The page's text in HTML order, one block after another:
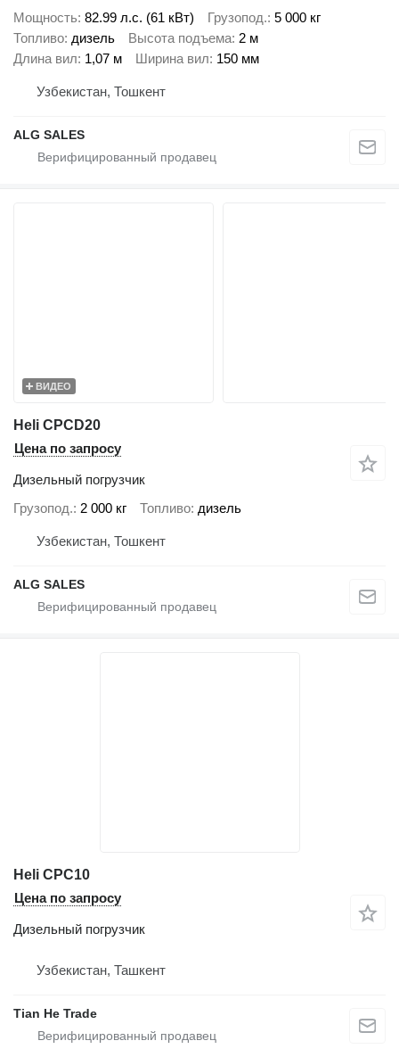
Мощность 82.99 л.с. (61 кВт) Грузопод. 5 000 кг
Топливо дизель Высота подъема 2 м
Длина вил 1,07 м Ширина вил 150 мм
Узбекистан, Тошкент
ALG SALES
ВИДЕО
Heli CPCD20
Цена по запросу
Дизельный погрузчик
Грузопод. 2 000 кг Топливо дизель
Узбекистан, Тошкент
ALG SALES
Heli CPC10
Цена по запросу
Дизельный погрузчик
Узбекистан, Ташкент
Tian He Trade